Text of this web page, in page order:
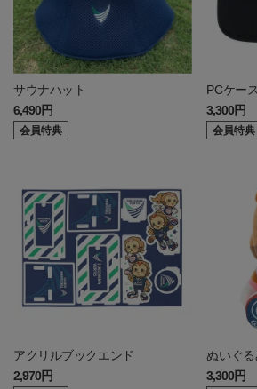
サウナハット
6,490円
会員特典
PCケース
3,300円
会員特典
アクリルブックエンド
2,970円
ぬいぐる
3,300円